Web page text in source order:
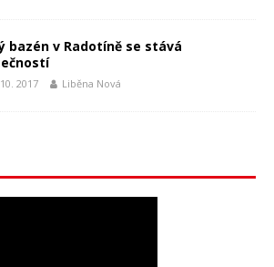
bazén v Radotíně se stává
2017 Liběna Nová